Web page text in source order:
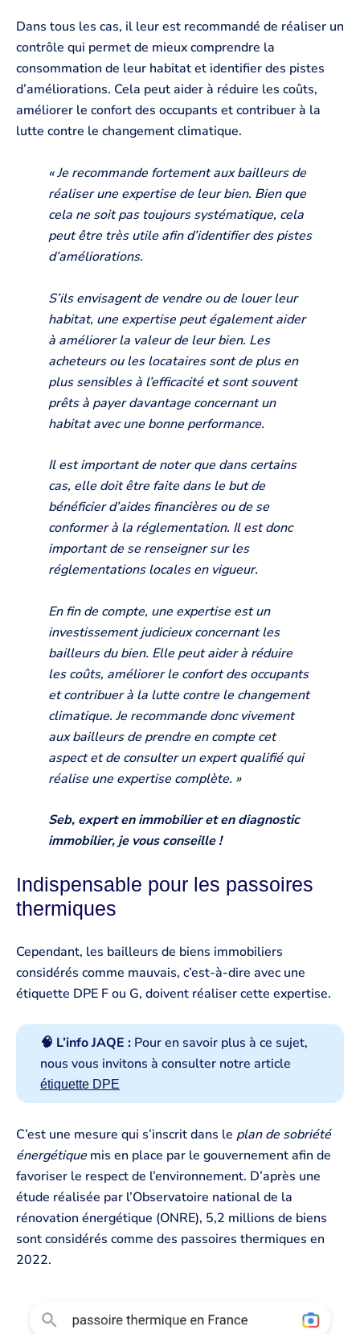
Dans tous les cas, il leur est recommandé de réaliser un
contrôle qui permet de mieux comprendre la
consommation de leur habitat et identifier des pistes
d’améliorations. Cela peut aider à réduire les coûts,
améliorer le confort des occupants et contribuer à la
lutte contre le changement climatique.
« Je recommande fortement aux bailleurs de
réaliser une expertise de leur bien. Bien que
cela ne soit pas toujours systématique, cela
peut être très utile afin d’identifier des pistes
d’améliorations.
S’ils envisagent de vendre ou de louer leur
habitat, une expertise peut également aider
à améliorer la valeur de leur bien. Les
acheteurs ou les locataires sont de plus en
plus sensibles à l’efficacité et sont souvent
prêts à payer davantage concernant un
habitat avec une bonne performance.
Il est important de noter que dans certains
cas, elle doit être faite dans le but de
bénéficier d’aides financières ou de se
conformer à la réglementation. Il est donc
important de se renseigner sur les
réglementations locales en vigueur.
En fin de compte, une expertise est un
investissement judicieux concernant les
bailleurs du bien. Elle peut aider à réduire
les coûts, améliorer le confort des occupants
et contribuer à la lutte contre le changement
climatique. Je recommande donc vivement
aux bailleurs de prendre en compte cet
aspect et de consulter un expert qualifié qui
réalise une expertise complète. »
Seb, expert en immobilier et en diagnostic
immobilier, je vous conseille !
Indispensable pour les passoires
thermiques
Cependant, les bailleurs de biens immobiliers
considérés comme mauvais, c’est-à-dire avec une
étiquette DPE F ou G, doivent réaliser cette expertise.
🧠 L’info JAQE : Pour en savoir plus à ce sujet,
nous vous invitons à consulter notre article
étiquette DPE
C’est une mesure qui s’inscrit dans le plan de sobriété
énergétique mis en place par le gouvernement afin de
favoriser le respect de l’environnement. D’après une
étude réalisée par l’Observatoire national de la
rénovation énergétique (ONRE), 5,2 millions de biens
sont considérés comme des passoires thermiques en
2022.